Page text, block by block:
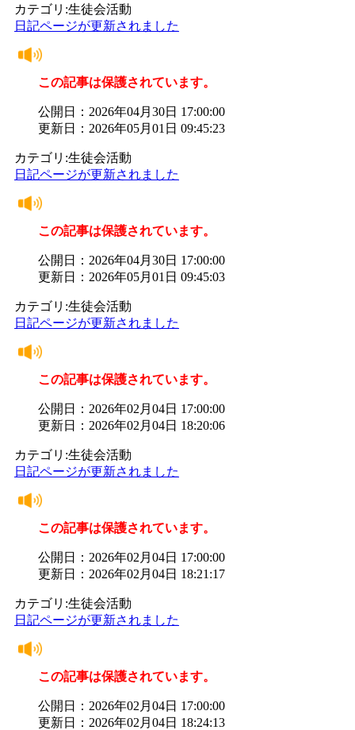
カテゴリ:生徒会活動
日記ページが更新されました
この記事は保護されています。
公開日：2026年04月30日 17:00:00
更新日：2026年05月01日 09:45:23
カテゴリ:生徒会活動
日記ページが更新されました
この記事は保護されています。
公開日：2026年04月30日 17:00:00
更新日：2026年05月01日 09:45:03
カテゴリ:生徒会活動
日記ページが更新されました
この記事は保護されています。
公開日：2026年02月04日 17:00:00
更新日：2026年02月04日 18:20:06
カテゴリ:生徒会活動
日記ページが更新されました
この記事は保護されています。
公開日：2026年02月04日 17:00:00
更新日：2026年02月04日 18:21:17
カテゴリ:生徒会活動
日記ページが更新されました
この記事は保護されています。
公開日：2026年02月04日 17:00:00
更新日：2026年02月04日 18:24:13